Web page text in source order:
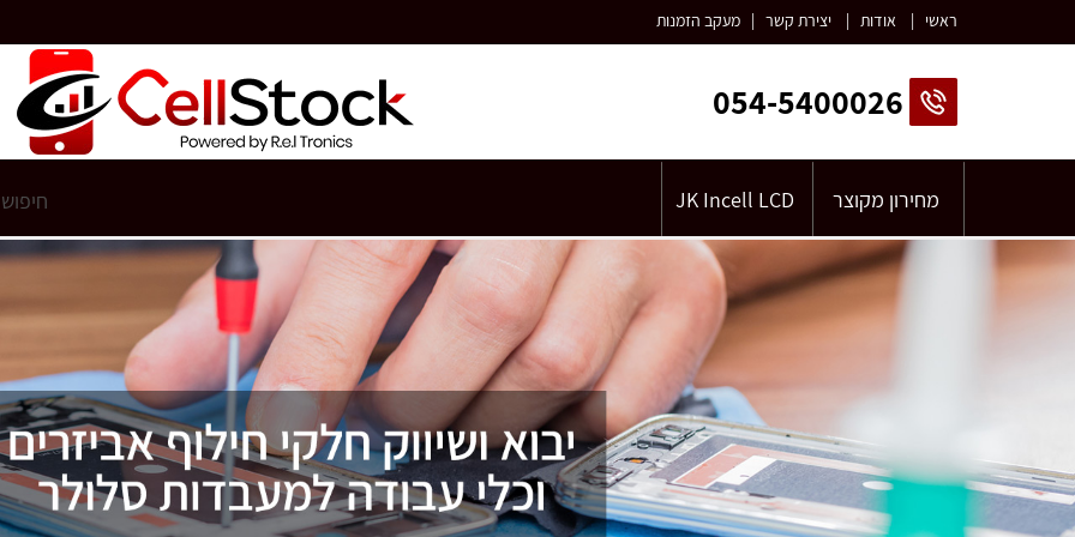
ראשי | אודות | יצירת קשר | מעקב הזמנות
054-5400026
מחירון מקוצר JK Incell LCD